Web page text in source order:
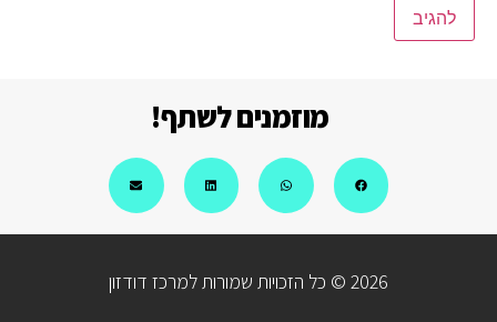
מוזמנים לשתף!
2026 © כל הזכויות שמורות למרכז דודזון